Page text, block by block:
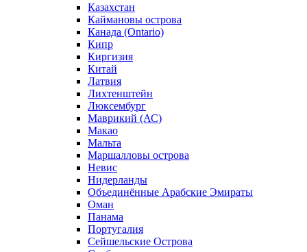
Казахстан
Каймановы острова
Канада (Ontario)
Кипр
Киргизия
Китай
Латвия
Лихтенштейн
Люксембург
Маврикий (АС)
Макао
Мальта
Маршалловы острова
Нeвис
Нидерланды
Объединённые Арабские Эмираты
Оман
Панама
Португалия
Сейшельские Острова